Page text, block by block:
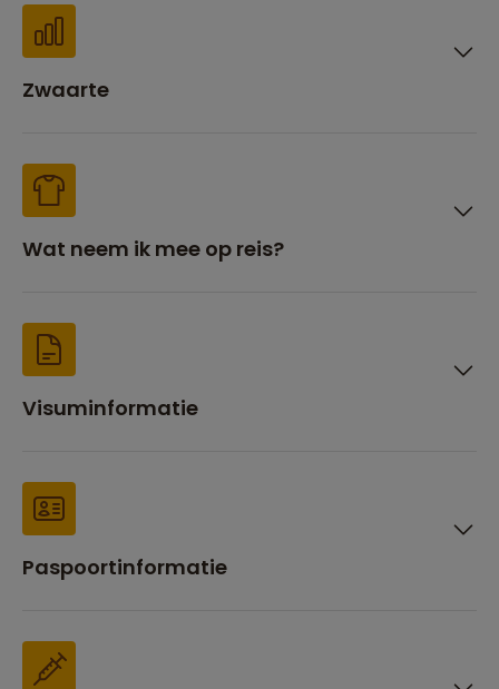
Zwaarte
Wat neem ik mee op reis?
Visuminformatie
Paspoortinformatie